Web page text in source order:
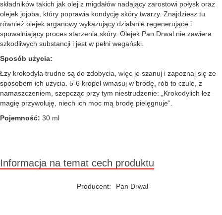
składników takich jak olej z migdałów nadający zarostowi połysk oraz
olejek jojoba, który poprawia kondycję skóry twarzy. Znajdziesz tu
również olejek arganowy wykazujący działanie regenerujące i
spowalniający proces starzenia skóry. Olejek Pan Drwal nie zawiera
szkodliwych substancji i jest w pełni wegański.
Sposób użycia:
Łzy krokodyla trudne są do zdobycia, więc je szanuj i zapoznaj się ze
sposobem ich użycia. 5-6 kropel wmasuj w brodę, rób to czule, z
namaszczeniem, szepcząc przy tym niestrudzenie: „Krokodylich łez
magię przywołuję, niech ich moc mą brodę pielęgnuje”.
Pojemność: 30 ml
Informacja na temat cech produktu
Producent: Pan Drwal